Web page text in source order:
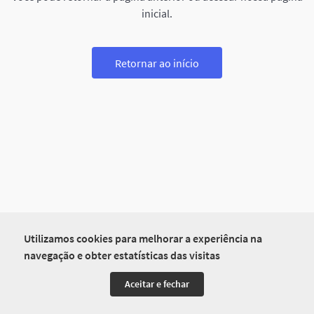
Utilizamos cookies para melhorar a experiência na
navegação e obter estatísticas das visitas
Aceitar e fechar
inicial.
Retornar ao início